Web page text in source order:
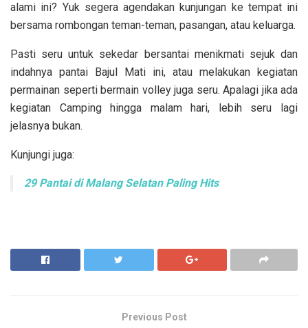
alami ini? Yuk segera agendakan kunjungan ke tempat ini
bersama rombongan teman-teman, pasangan, atau keluarga.
Pasti seru untuk sekedar bersantai menikmati sejuk dan
indahnya pantai Bajul Mati ini, atau melakukan kegiatan
permainan seperti bermain volley juga seru. Apalagi jika ada
kegiatan Camping hingga malam hari, lebih seru lagi
jelasnya bukan.
Kunjungi juga:
29 Pantai di Malang Selatan Paling Hits
Previous Post